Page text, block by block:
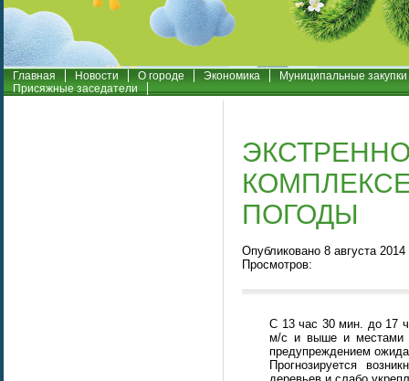
Главная Новости О городе Экономика
Муниципальные закупки
Присяжные заседатели
ПОГОДЫ
Опубликовано 8 августа
Просмотров:
С 13 час 30 мин. до 17
м/с и выше и местами
предупреждением
Прогнозируется